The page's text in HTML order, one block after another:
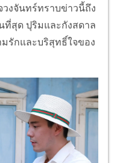
งจันทร์ทราบข่าวนี้ถึง
ที่สุด ปุริมและกังสดาล
รักและบริสุทธิ์ใจของ